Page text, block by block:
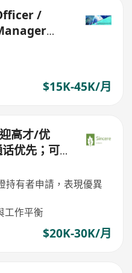
/
$15K-45K/月
高才/优
优先；可
持有者申請，表現優異
工作平衡
$20K-30K/月